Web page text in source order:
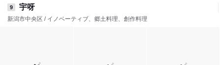
9 宇呀
新潟市中央区 / イノベーティブ、郷土料理、創作料理